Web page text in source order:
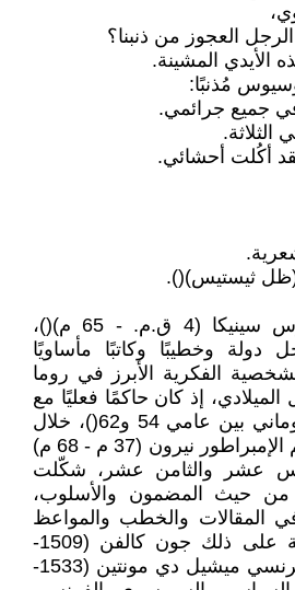
العجوز من ذنبنا؟
الأيدي المشينة.
مُذنبًا:
جميع جرائمي.
أكُلت أحشائي.
ثيستيس)().
*سينيكا. لوسيوس أنيوس سينيكا (4 ق.م. - 65 م)()،
دولة وخطيبًا وكاتبًا مأساويًا
الفكرية الأبرز في روما
إذ كان حاكمًا فعليًا مع
أصدقائه في العالم الروماني بين عامي 54 و62()، خلال
المرحلة الأولى من حكم الإمبراطور نيرون (37 م - 68 م)
عشر والثامن عشر، شكّلت
من حيث المضمون والأسلوب،
المقالات والخطب والمواعظ
الأخلاقية(). ومن الأمثلة على ذلك جون كالفن (1509-
1564)، والفيلسوف الفرنسي ميشيل دي مونتين (1533-